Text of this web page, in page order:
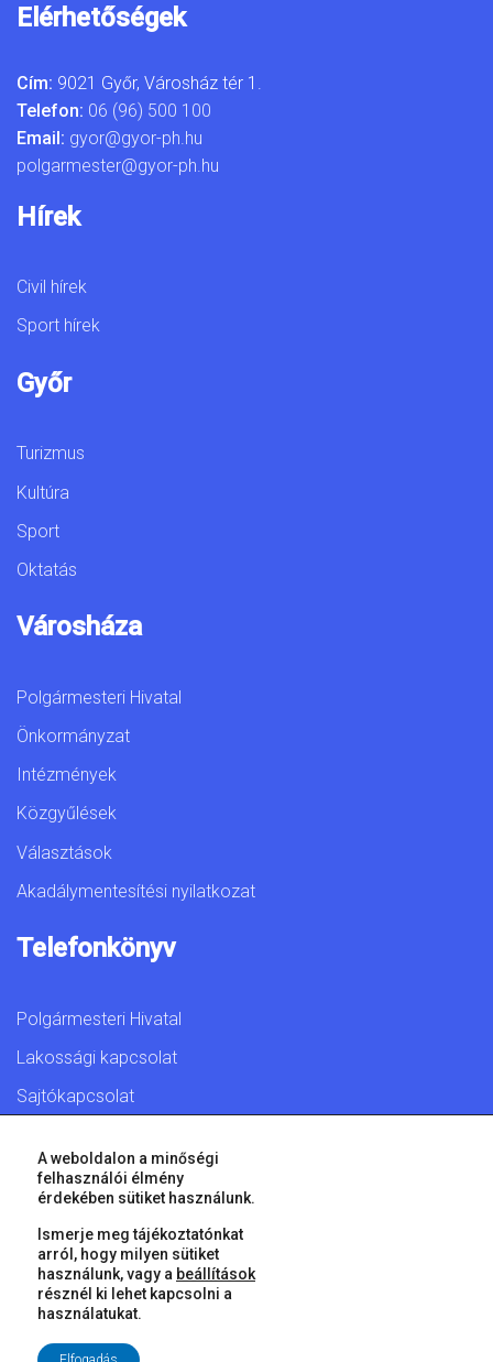
Elérhetőségek
Cím: 9021 Győr, Városház tér 1.
Telefon: 06 (96) 500 100
Email: gyor@gyor-ph.hu
polgarmester@gyor-ph.hu
Hírek
Civil hírek
Sport hírek
Győr
Turizmus
Kultúra
Sport
Oktatás
Városháza
Polgármesteri Hivatal
Önkormányzat
Intézmények
Közgyűlések
Választások
Akadálymentesítési nyilatkozat
Telefonkönyv
Polgármesteri Hivatal
Lakossági kapcsolat
Sajtókapcsolat
© 2026 Győr Megyei Jogú Város • Minden jog fenntartva!
A weboldalon a minőségi
felhasználói élmény
érdekében sütiket használunk.
Ismerje meg tájékoztatónkat
arról, hogy milyen sütiket
használunk, vagy a beállítások
résznél ki lehet kapcsolni a
használatukat.